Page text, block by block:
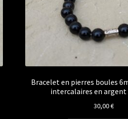
Bracelet en pierres boules
intercalaires en
30,00€